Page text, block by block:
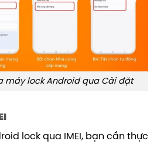
máy lock Android qua Cài đặt
lock qua IMEI, bạn cần thực